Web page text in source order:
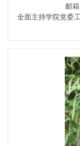
邮
全面主持学院党委